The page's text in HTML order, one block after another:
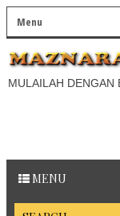
MULAILAH DENGAN
MENU